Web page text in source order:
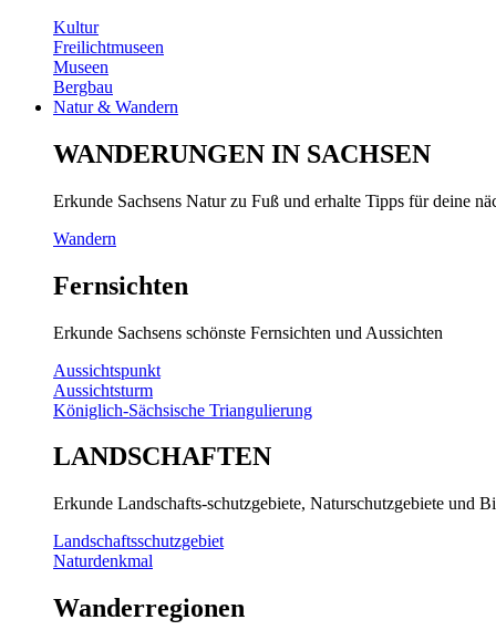
Kultur
Freilichtmuseen
Museen
Bergbau
Natur & Wandern
WANDERUNGEN IN SACHSEN
Erkunde Sachsens Natur zu Fuß und erhalte Tipps für deine
Wandern
Fernsichten
Erkunde Sachsens schönste Fernsichten und Aussichten
Aussichtspunkt
Aussichtsturm
Königlich-Sächsische Triangulierung
LANDSCHAFTEN
Erkunde Landschafts-schutzgebiete, Naturschutzgebiete und
Landschaftsschutzgebiet
Naturdenkmal
Wanderregionen